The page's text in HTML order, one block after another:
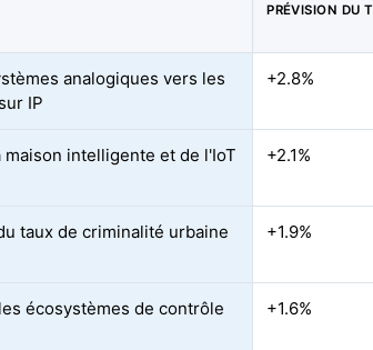
PRÉVISION DU
analogiques vers les
IP
+2.8%
maison intelligente et de l'IoT +2.1%
taux de criminalité urbaine +1.9%
écosystèmes de contrôle
+1.6%